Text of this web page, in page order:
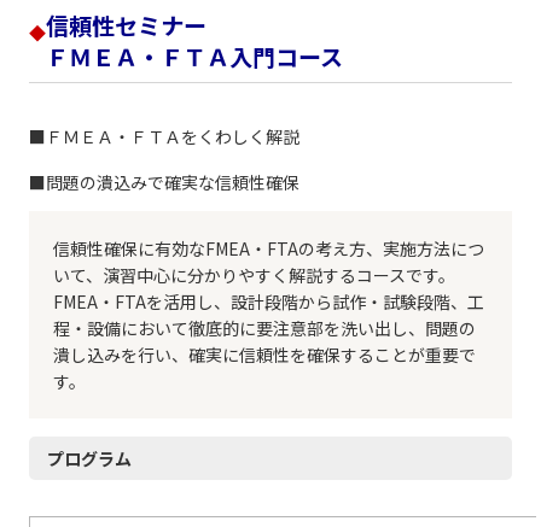
◆信頼性セミナー
ＦＭＥＡ・ＦＴＡ入門コース
■ＦＭＥＡ・ＦＴＡをくわしく解説
■問題の潰込みで確実な信頼性確保
信頼性確保に有効なFMEA・FTAの考え方、実施方法につ
いて、演習中心に分かりやすく解説するコースです。
FMEA・FTAを活用し、設計段階から試作・試験段階、工
程・設備において徹底的に要注意部を洗い出し、問題の
潰し込みを行い、確実に信頼性を確保することが重要で
す。
プログラム